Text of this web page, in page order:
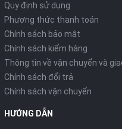
Quy định sử dụng
Phương thức thanh toán
Chính sách bảo mật
Chính sách kiểm hàng
Thông tin về vận chuyển và
Chính sách đổi trả
Chính sách vận chuyển
HƯỚNG DẪN